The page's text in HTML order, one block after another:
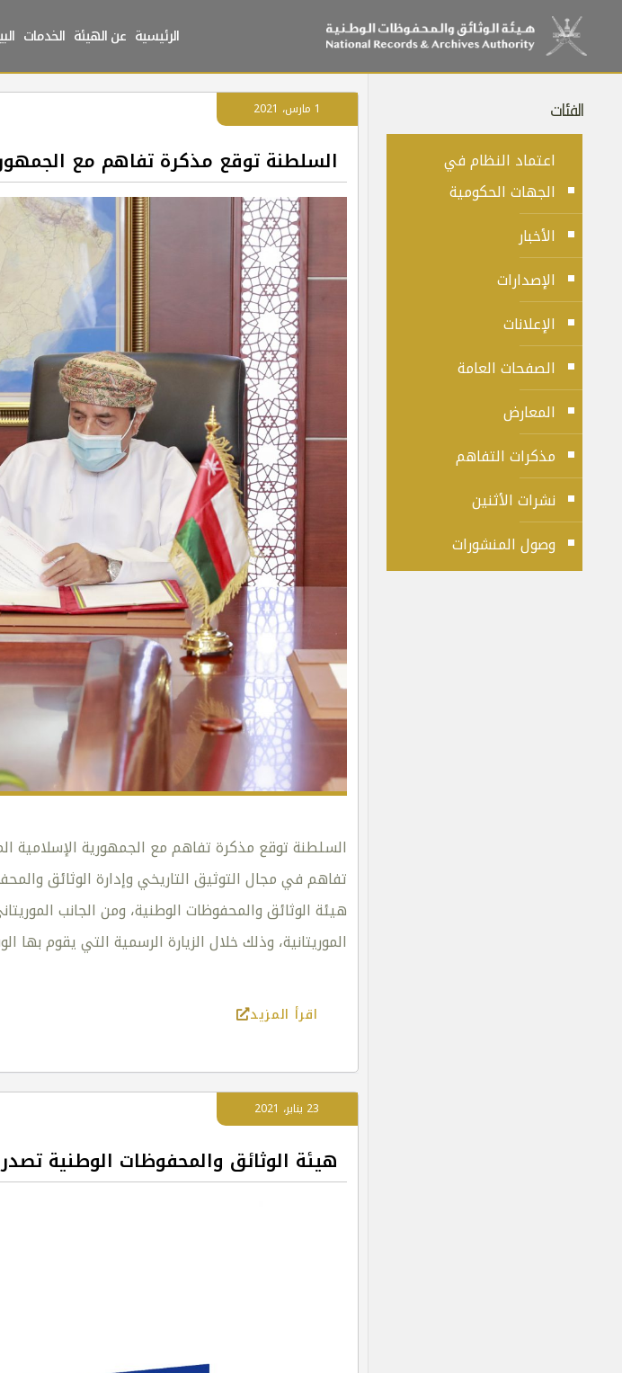
الرئيسية عن الهيئة الخدمات
1 مارس، 2021
السلطنة توقع مذكرة تفاهم مع
السلطنة توقع مذكرة تفاهم مع الجمهورية الإسلامية
تفاهم في مجال التوثيق التاريخي وإدارة الوثائق
هيئة الوثائق والمحفوظات الوطنية، ومن الجانب
الموريتانية، وذلك خلال الزيارة الرسمية التي يقوم بها
اقرأ المزيد
23 يناير، 2021
هيئة الوثائق والمحفوظات الوطنية تصدر
الفئات
اعتماد النظام في
الجهات الحكومية
الأخبار
الإصدارات
الإعلانات
الصفحات العامة
المعارض
مذكرات التفاهم
نشرات الأثنين
وصول المنشورات